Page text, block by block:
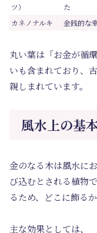
ツ）
た
カネノナルキ
金銭的な
丸い葉は「お金が循
いも含まれており、
親しまれています。
風水上の基
金のなる木は風水に
び込むとされる植物
るため、どこに飾る
主な効果としては、